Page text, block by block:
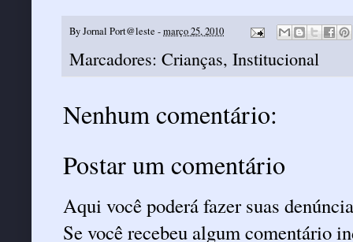
ByJornal Port@leste -março 25, 2010
Marcadores: Crianças, Institucional
Nenhum comentário:
Postar um comentário
Aqui você poderá fazer suas
Se você recebeu algum comentário